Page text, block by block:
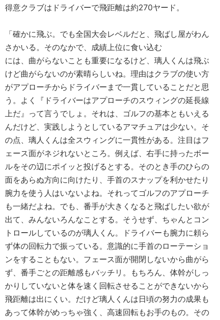
得意クラブはドライバーで飛距離は約270ヤード。
「確かに飛ぶ。でも全国大会レベルだと、飛ばし屋がわん
さかいる。そのなかで、成績上位に食い込む
には、曲がらないことも重要になるけど、璃人くんは飛ぶ
けど曲がらないのが素晴らしいね。理由はクラブの使い方
がアプローチからドライバーまで一貫していることだと思
う。よく『ドライバーはアプローチのスウィングの延長線
上だ』って言うでしょ。それは、ゴルフの基本ともいえる
んだけど、実践しようとしているアマチュアは少ない。そ
の点、璃人くんは全スウィングに一貫性がある。注目はフ
ェース面がネジれないところ。例えば、右手に持ったボー
ルをその辺にポイッと投げるとする。そのとき手のひらの
面をあらぬ方向に向けたり、手首のスナップを利かせたり
腕力を使う人はいないよね。それってゴルフのアプローチ
も一緒だよね。でも、番手が大きくなると飛ばしたい欲が
出て、みんないろんなことする。そうせず、ちゃんとコン
トロールしているのが璃人くん。ドライバーも腕力に頼ら
ず体の回転力で振っている。意識的に手首のローテーショ
ンをすることもない。フェース面が開閉しないから曲がら
ず、番手ごとの距離感もバッチリ。もちろん、体幹がしっ
かりしていないと体を速く回転させることができないから
飛距離は出にくい。だけど璃人くんは日頃の努力の成果も
あって体幹がめっちゃ強く、高速回転もお手のもの。その